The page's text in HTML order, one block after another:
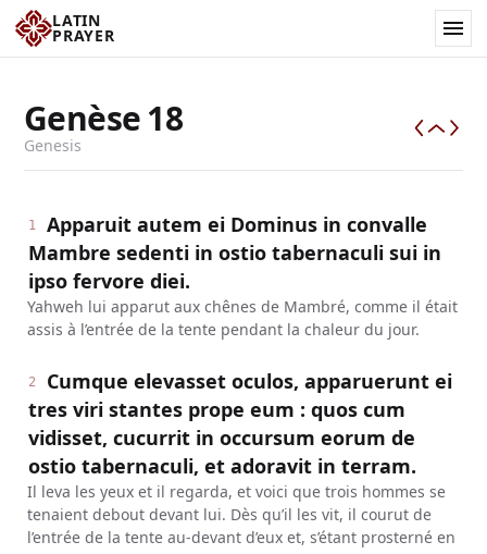
LATIN
PRAYER
Genèse18
Genesis
1
Apparuit autem ei Dominus in convalle
Mambre sedenti in ostio tabernaculi sui in
ipso fervore diei.
Yahweh lui apparut aux chênes de Mambré, comme il était
assis à l’entrée de la tente pendant la chaleur du jour.
2
Cumque elevasset oculos, apparuerunt ei
tres viri stantes prope eum : quos cum
vidisset, cucurrit in occursum eorum de
ostio tabernaculi, et adoravit in terram.
Il leva les yeux et il regarda, et voici que trois hommes se
tenaient debout devant lui. Dès qu’il les vit, il courut de
l’entrée de la tente au-devant d’eux et, s’étant prosterné en